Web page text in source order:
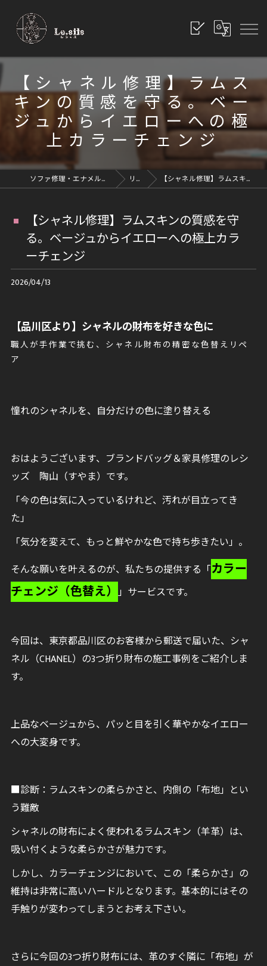
【シャネル修理】ラムス
キンの質感を守る。ベー
ジュからイエローへの極
上カラーチェンジ
ソファ修理・エナメル修理・革修理なら愛知県豊川市のレシッズへ｜全国対応 リペアブログ 【シャネル修理】ラムスキンの質感を守る。ベージュからイエローへの極上カラーチェンジ
【シャネル修理】ラムスキンの質感を守
る。ベージュからイエローへの極上カラ
ーチェンジ
2026/04/13
【品川区より】シャネルの財布を好きな色に
職人が手作業で挑む、シャネル財布の精密な色替えリペ
ア
憧れのシャネルを、自分だけの色に塗り替える
おはようございます、ブランドバッグ＆家具修理のレシ
ッズ 陶山（すやま）です。
「今の色は気に入っているけれど、汚れが目立ってき
た」
「気分を変えて、もっと鮮やかな色で持ち歩きたい」。
そんな願いを叶えるのが、私たちの提供する「カラー
チェンジ（色替え） 」サービスです。
今回は、東京都品川区のお客様から郵送で届いた、シャ
ネル（CHANEL）の3つ折り財布の施工事例をご紹介しま
す。
上品なベージュから、パッと目を引く華やかなイエロー
への大変身です。
■診断：ラムスキンの柔らかさと、内側の「布地」とい
う難敵
シャネルの財布によく使われるラムスキン（羊革）は、
吸い付くような柔らかさが魅力です。
しかし、カラーチェンジにおいて、この「柔らかさ」の
維持は非常に高いハードルとなります。基本的にはその
手触りが変わってしまうとお考え下さい。
さらに今回の3つ折り財布には、革のすぐ隣に「布地」が